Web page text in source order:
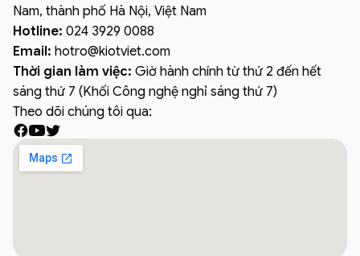
Nam, thành phố Hà Nội, Việt Nam
Hotline: 024 3929 0088
Email: hotro@kiotviet.com
Thời gian làm việc: Giờ hành chính từ thứ 2 đến hết
sáng thứ 7 (Khối Công nghệ nghỉ sáng thứ 7)
Theo dõi chúng tôi qua: